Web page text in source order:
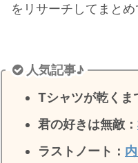
・ 佐藤健
岡田将生
平野紫耀
・松下洸平
・山田裕貴
をリサーチしてまと
人気記事♪
Tシャツが乾くま
君の好きは無敵 ：
ラストノート ：